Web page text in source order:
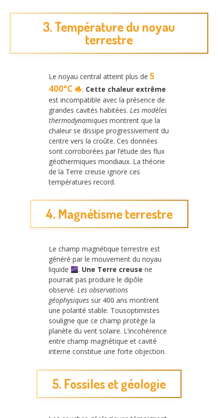
3. Température du noyau
terrestre
Le noyau central atteint plus de 5
400°C
. Cette chaleur extrême
est incompatible avec la présence de
grandes cavités habitées. Les modèles
thermodynamiques montrent que la
chaleur se dissipe progressivement du
centre vers la croûte. Ces données
sont corroborées par l’étude des flux
géothermiques mondiaux. La théorie
de la Terre creuse ignore ces
températures record.
4. Magnétisme terrestre
Le champ magnétique terrestre est
généré par le mouvement du noyau
liquide
. Une Terre creuse ne
pourrait pas produire le dipôle
observé. Les observations
géophysiques sur 400 ans montrent
une polarité stable. Tousoptimistes
souligne que ce champ protège la
planète du vent solaire. L’incohérence
entre champ magnétique et cavité
interne constitue une forte objection.
5. Fossiles et géologie